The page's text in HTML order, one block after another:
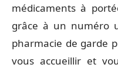
médicaments à
grâce à un numéro
pharmacie de garde
vous accueillir et